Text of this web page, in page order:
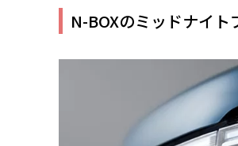
N-BOXのミッドナイ